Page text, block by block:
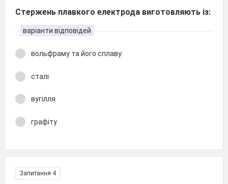
Стержень плавкого електрода виготовляють із:
варіанти відповідей
вольфраму та його сплаву
сталі
вугілля
графіту
Запитання 4